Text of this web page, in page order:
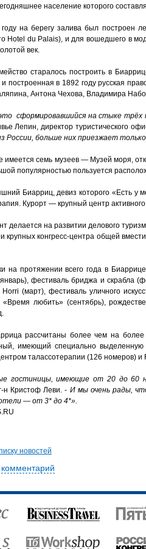
население которого
на берегу залива был построен
Hotel du Palais), и для вошедшего в
век.
старалось построить в
построенная в 1892 году русская
Антона Чехова, Владимира
сформировавшийся на стыке трёх
Лепин, директор туристического
России, больше них приезжает
имеется семь музеев — Музей моря,
популярностью пользуется
Биарриц, девиз которого «Есть
Курорт — крупный центр
делается на развитии делового
крупных конгресс-центра общей
на протяжении всего года в
фестиваль бриджа и скрабла
(март), фестиваль уличного
«Время любить» (сентябрь),
рассчитаны более чем на
имеющий специально
талассотерапии (126 номеров)
гостиницы, имеющие от 20 до 60
н Кристоф Леви. - И мы очень рады,
— от 3* до 4*».
новостей